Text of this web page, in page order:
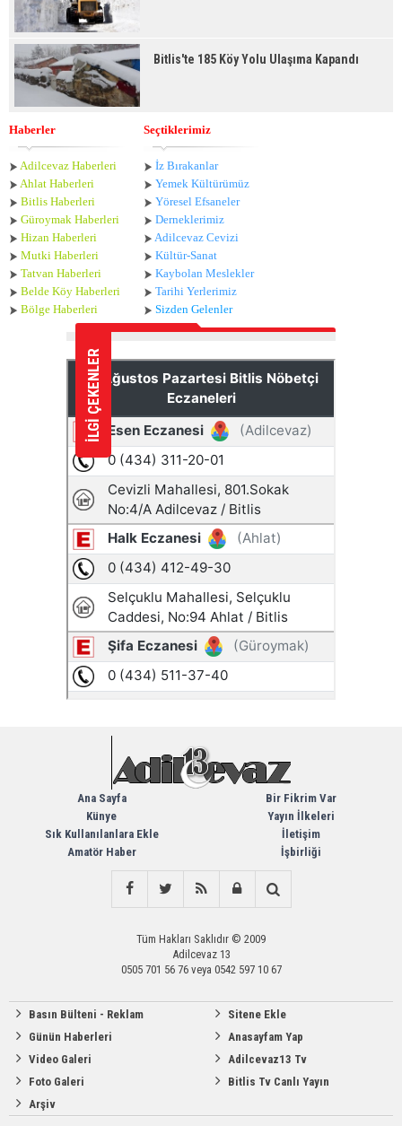
Bitlis'te 185 Köy Yolu Ulaşıma Kapandı
Haberler
Adilcevaz Haberleri
Ahlat Haberleri
Bitlis Haberleri
Güroymak Haberleri
Hizan Haberleri
Mutki Haberleri
Tatvan Haberleri
Belde Köy Haberleri
Bölge Haberleri
Seçtiklerimiz
İz Bırakanlar
Yemek Kültürümüz
Yöresel Efsaneler
Derneklerimiz
Adilcevaz Cevizi
Kültür-Sanat
Kaybolan Meslekler
Tarihi Yerlerimiz
Sizden Gelenler
İLGİ ÇEKENLER
Ana Sayfa
Künye
Sık Kullanılanlara Ekle
Amatör Haber
Bir Fikrim Var
Yayın İlkeleri
İletişim
İşbirliği
Tüm Hakları Saklıdır © 2009
Adilcevaz 13
0505 701 56 76 veya 0542 597 10 67
Basın Bülteni - Reklam
Günün Haberleri
Video Galeri
Foto Galeri
Arşiv
Sitene Ekle
Anasayfam Yap
Adilcevaz13 Tv
Bitlis Tv Canlı Yayın